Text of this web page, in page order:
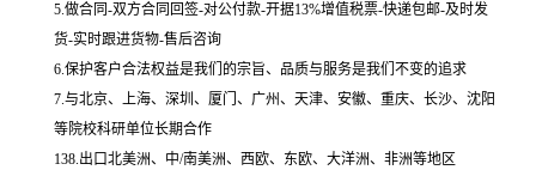
5.做合同-双方合同回签-对公付款-开据13%增值税票-快递包邮-及时发
货-实时跟进货物-售后咨询
6.保护客户合法权益是我们的宗旨、品质与服务是我们不变的追求
7.与北京、上海、深圳、厦门、广州、天津、安徽、重庆、长沙、沈阳
等院校科研单位长期合作
138.出口北美洲、中/南美洲、西欧、东欧、大洋洲、非洲等地区